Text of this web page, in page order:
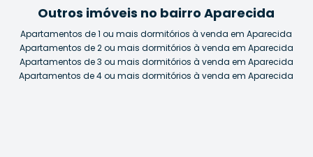
Outros imóveis no bairro Aparecida
Apartamentos de 1 ou mais dormitórios à venda em Aparecida
Apartamentos de 2 ou mais dormitórios à venda em Aparecida
Apartamentos de 3 ou mais dormitórios à venda em Aparecida
Apartamentos de 4 ou mais dormitórios à venda em Aparecida